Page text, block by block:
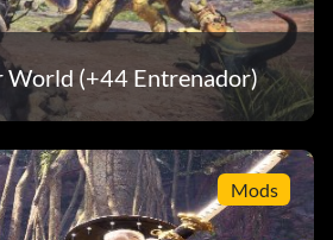
(+44 Entrenador)
Mods